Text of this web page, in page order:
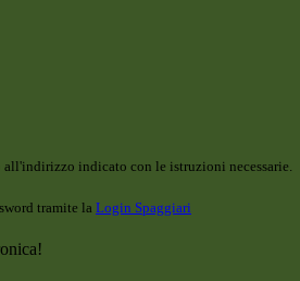
all'indirizzo indicato con le istruzioni necessarie.
tramite la Login Spaggiari